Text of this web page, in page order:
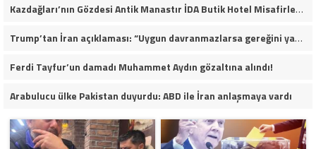
Kazdağları’nın Gözdesi Antik Manastır İDA Butik Hotel Misafirlerinden Tam Not Alıyor
Trump’tan İran açıklaması: “Uygun davranmazlarsa gereğini yaparım”
Ferdi Tayfur’un damadı Muhammet Aydın gözaltına alındı!
Arabulucu ülke Pakistan duyurdu: ABD ile İran anlaşmaya vardı